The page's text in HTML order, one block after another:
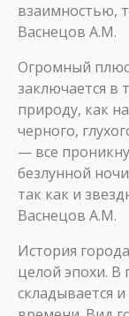
взаимностью,
Васнецов А.М.
Огромный плюс
заключается в
природу, как
черного,
— все
безлунной
так как и
Васнецов А.М.
История
целой эпохи. В
складывается